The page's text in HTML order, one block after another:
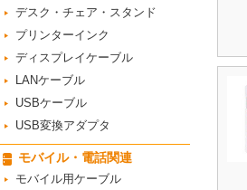
デスク・チェア・スタンド
プリンターインク
ディスプレイケーブル
LANケーブル
USBケーブル
USB変換アダプタ
モバイル・電話関連
モバイル用ケーブル